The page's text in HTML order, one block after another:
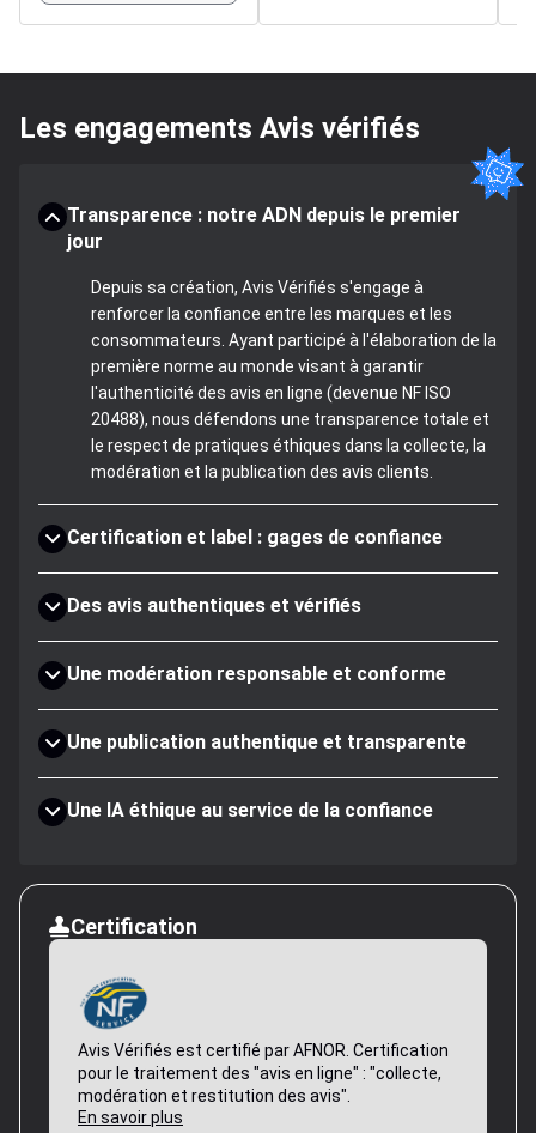
Les engagements Avis vérifiés
Transparence : notre ADN depuis le premier
jour
Depuis sa création, Avis Vérifiés s'engage à
renforcer la confiance entre les marques et les
consommateurs. Ayant participé à l'élaboration de la
première norme au monde visant à garantir
l'authenticité des avis en ligne (devenue NF ISO
20488), nous défendons une transparence totale et
le respect de pratiques éthiques dans la collecte, la
modération et la publication des avis clients.
Certification et label : gages de confiance
Des avis authentiques et vérifiés
Une modération responsable et conforme
Une publication authentique et transparente
Une IA éthique au service de la confiance
Certification
Avis Vérifiés est certifié par AFNOR. Certification
pour le traitement des "avis en ligne" : "collecte,
modération et restitution des avis".
En savoir plus